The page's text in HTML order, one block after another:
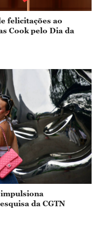
felicitações ao
Cook pelo Dia da
da CGTN